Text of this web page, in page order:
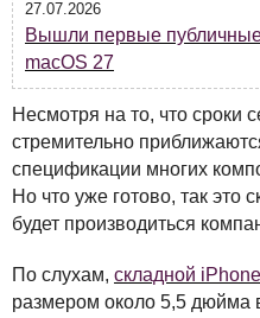
27.07.2026
Вышли первые
macOS 27
Несмотря на то, что сроки
стремительно
спецификации многих
Но что уже готово, так это
будет производиться
По слухам, складной iPhone
размером около 5,5 дюйма